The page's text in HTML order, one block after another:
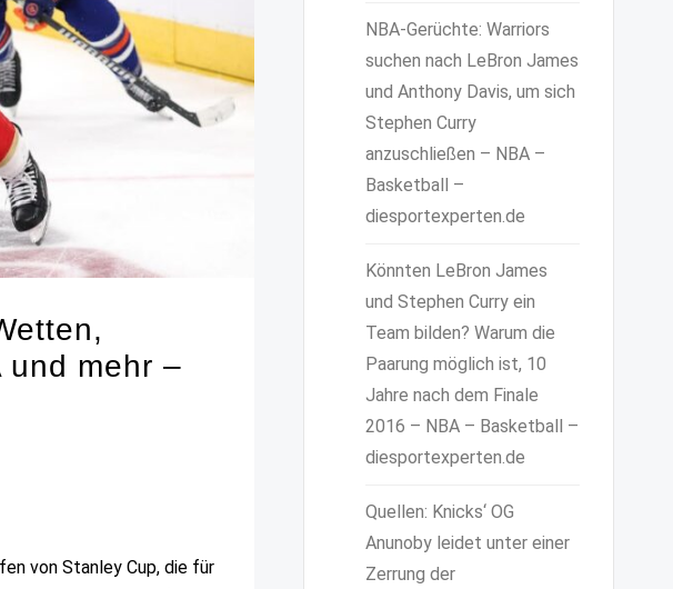
und mehr –
von Stanley Cup, die für
NBA-Gerüchte: Warriors
suchen nach LeBron James
und Anthony Davis, um sich
Stephen Curry
anzuschließen – NBA –
Basketball –
diesportexperten.de
Könnten LeBron James
und Stephen Curry ein
Team bilden? Warum die
Paarung möglich ist, 10
Jahre nach dem Finale
2016 – NBA – Basketball –
diesportexperten.de
Quellen: Knicks‘ OG
Anunoby leidet unter einer
Zerrung der